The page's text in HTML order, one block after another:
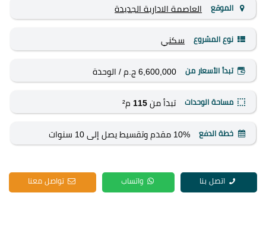
الموقع العاصمة الادارية الجديدة
نوع المشروع سكني
تبدأ الأسعار من 6,600,000 ج.م / الوحدة
مساحة الوحدات تبدأ من 115 م²
خطة الدفع 10% مقدم وتقسيط يصل إلى 10 سنوات
اتصل بنا واتساب تواصل معنا